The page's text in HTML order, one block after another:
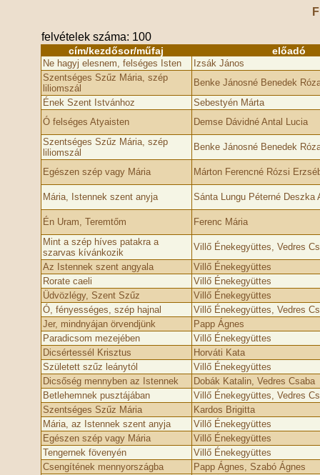
felvételek száma: 100
cím/kezdősor/műfaj előadó
Ne hagyj elesnem, felséges Isten
Izsák János
Szentséges Szűz Mária, szép
liliomszál
Benke Jánosné Benedek
Ének Szent Istvánhoz
Sebestyén Márta
Ó felséges Atyaisten
Demse Dávidné Antal Lucia
Szentséges Szűz Mária, szép
liliomszál
Benke Jánosné Benedek
Egészen szép vagy Mária Márton Ferencné Rózsi
Mária, Istennek szent anyja Sánta Lungu Péterné Deszka
Én Uram, Teremtőm
Ferenc Mária
Mint a szép híves patakra a
szarvas kívánkozik
Villő Énekegyüttes, Vedres
Az Istennek szent angyala
Villő Énekegyüttes
Rorate caeli
Villő Énekegyüttes
Üdvözlégy, Szent Szűz
Villő Énekegyüttes
Ó, fényességes, szép hajnal
Villő Énekegyüttes, Vedres
Jer, mindnyájan örvendjünk
Papp Ágnes
Paradicsom mezejében
Villő Énekegyüttes
Dicsértessél Krisztus
Horváti Kata
Született szűz leánytól
Villő Énekegyüttes
Dicsőség mennyben az Istennek
Dobák Katalin, Vedres Csaba
Betlehemnek pusztájában
Villő Énekegyüttes, Vedres
Szentséges Szűz Mária
Kardos Brigitta
Mária, az Istennek szent anyja
Villő Énekegyüttes
Egészen szép vagy Mária
Villő Énekegyüttes
Tengernek fövenyén
Villő Énekegyüttes
Csengítének mennyországba
Papp Ágnes, Szabó Ágnes